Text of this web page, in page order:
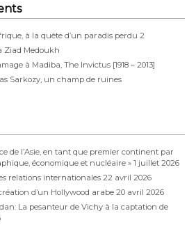
à la quête d’un paradis perdu 2
Ziad Medoukh
à Madiba, The Invictus [1918 – 2013]
Sarkozy, un champ de ruines
de l’Asie, en tant que premier continent par
économique et nucléaire » 1 juillet 2026
relations internationales 22 avril 2026
d’un Hollywood arabe 20 avril 2026
La pesanteur de Vichy à la captation de